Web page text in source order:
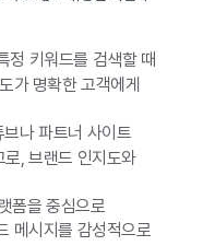
정 키워드를 검색할 때
가 명확한 고객에게
나 파트너 사이트
, 브랜드 인지도와
폼을 중심으로
메시지를 감성적으로